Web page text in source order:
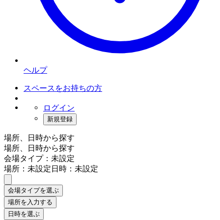
ヘルプ
スペースをお持ちの方
ログイン
新規登録
場所、日時から探す
場所、日時から探す
会場タイプ：未設定
場所：未設定日時：未設定
会場タイプを選ぶ
場所を入力する
日時を選ぶ